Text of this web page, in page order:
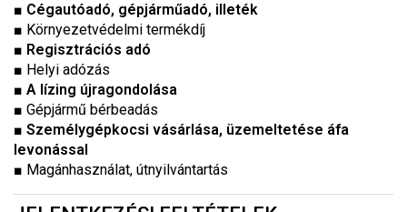
■ Cégautóadó, gépjárműadó, illeték
■ Környezetvédelmi termékdíj
■ Regisztrációs adó
■ Helyi adózás
■ A lízing újragondolása
■ Gépjármű bérbeadás
■ Személygépkocsi vásárlása, üzemeltetése áfa
levonással
■ Magánhasználat, útnyilvántartás